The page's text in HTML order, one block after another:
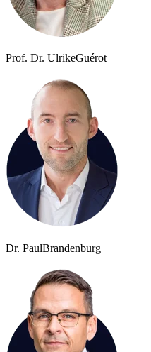
Prof. Dr. UlrikeGuérot
Dr. PaulBrandenburg